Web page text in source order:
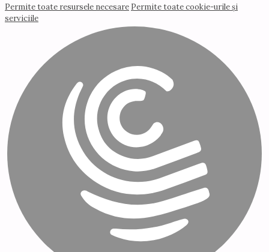
Permite toate resursele necesare Permite toate cookie-urile și
serviciile